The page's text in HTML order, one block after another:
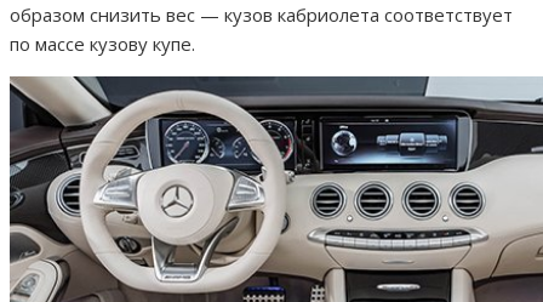
образом снизить вес — кузов кабриолета соответствует
по массе кузову купе.